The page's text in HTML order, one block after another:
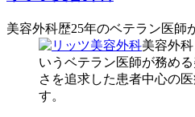
美容外科歴25年のベテラン医師
美容外
いうベテラン医師が務め
さを追求した患者中心の
す。